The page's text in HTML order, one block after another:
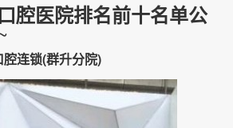
腔医院排名前十名单公
连锁(群升分院)